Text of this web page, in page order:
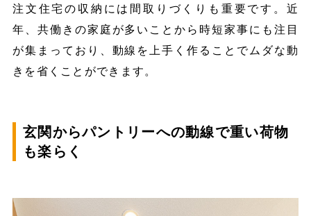
注文住宅の収納には間取りづくりも重要です。近
年、共働きの家庭が多いことから時短家事にも注目
が集まっており、動線を上手く作ることでムダな動
きを省くことができます。
玄関からパントリーへの動線で重い荷物
も楽らく